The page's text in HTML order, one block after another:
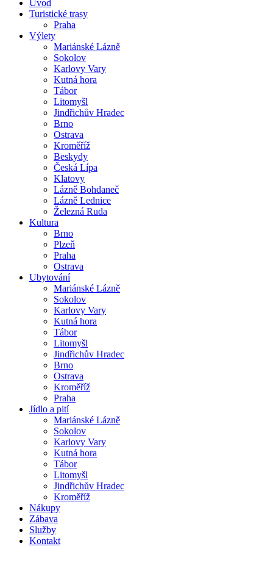
Úvod
Turistické trasy
Praha
Výlety
Mariánské Lázně
Sokolov
Karlovy Vary
Kutná hora
Tábor
Litomyšl
Jindřichův Hradec
Brno
Ostrava
Kroměříž
Beskydy
Česká Lípa
Klatovy
Lázně Bohdaneč
Lázně Lednice
Železná Ruda
Kultura
Brno
Plzeň
Praha
Ostrava
Ubytování
Mariánské Lázně
Sokolov
Karlovy Vary
Kutná hora
Tábor
Litomyšl
Jindřichův Hradec
Brno
Ostrava
Kroměříž
Praha
Jídlo a pití
Mariánské Lázně
Sokolov
Karlovy Vary
Kutná hora
Tábor
Litomyšl
Jindřichův Hradec
Kroměříž
Nákupy
Zábava
Služby
Kontakt